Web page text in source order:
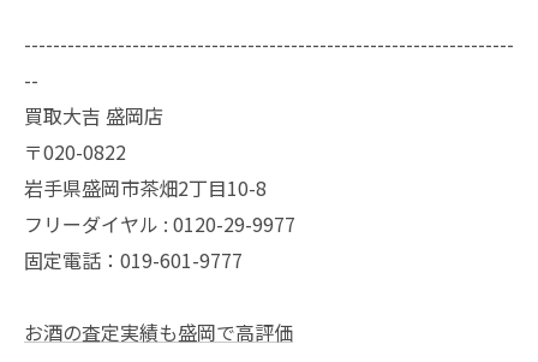
--------------------------------------------------------------------
--
買取大吉 盛岡店
〒020-0822
岩手県盛岡市茶畑2丁目10-8
フリーダイヤル : 0120-29-9977
固定電話：019-601-9777
お酒の査定実績も盛岡で高評価